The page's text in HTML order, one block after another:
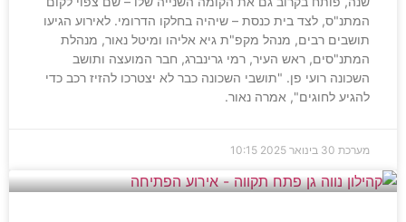
המתנ"ס, לצד בית כנסת – שיהיה בחלקו הדרומי. לאירוע הגיעו
תושבים רבים, מנהל מקפ"ת גיא אליהו ומיטל נאור, מנהלת
המתנ"סים, ראש העיר, רמי גרינברג, חבר המועצה ותושב
השכונה רועי פן. "תושבי השכונה כבר לא יצטרכו להזיז רכב כדי
להגיע לחוגים", אמרה נאור.
מערכת 30 בינואר 2025 10:15